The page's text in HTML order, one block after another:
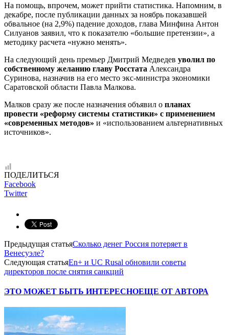
На помощь, впрочем, может прийти статистика. Напомним, в
декабре, после публикации данных за ноябрь показавшей
обвальное (на 2,9%) падение доходов, глава Минфина Антон
Силуанов заявил, что к показателю «большие претензии», а
методику расчета «нужно менять».
На следующий день премьер Дмитрий Медведев уволил по
собственному желанию главу Росстата Александра
Суринова, назначив на его место экс-министра экономики
Саратовской области Павла Малкова.
Малков сразу же после назначения объявил о планах
провести «реформу системы статистики» с применением
«современных методов» и «использованием альтернативных
источников».
ПОДЕЛИТЬСЯ
Facebook
Twitter
Предыдущая статьяСколько денег Россия потеряет в
Венесуэле?
Следующая статьяEn+ и UC Rusal обновили советы
директоров после снятия санкций
ЭТО МОЖЕТ БЫТЬ ИНТЕРЕСНОЕЩЕ ОТ АВТОРА